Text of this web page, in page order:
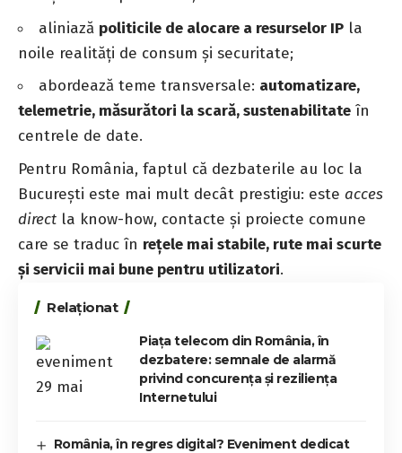
aliniază politicile de alocare a resurselor IP la
noile realități de consum și securitate;
abordează teme transversale: automatizare,
telemetrie, măsurători la scară, sustenabilitate în
centrele de date.
Pentru România, faptul că dezbaterile au loc la
București este mai mult decât prestigiu: este acces
direct la know-how, contacte și proiecte comune
care se traduc în rețele mai stabile, rute mai scurte
și servicii mai bune pentru utilizatori.
Relaționat
Piața telecom din România, în
dezbatere: semnale de alarmă
privind concurența și reziliența
Internetului
România, în regres digital? Eveniment dedicat